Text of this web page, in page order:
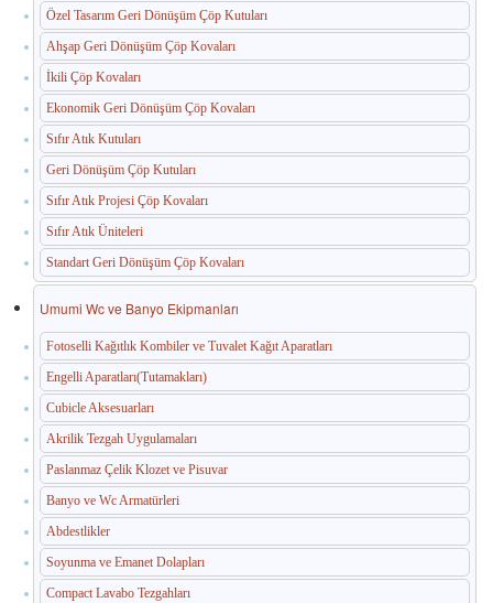
Özel Tasarım Geri Dönüşüm Çöp Kutuları
Ahşap Geri Dönüşüm Çöp Kovaları
İkili Çöp Kovaları
Ekonomik Geri Dönüşüm Çöp Kovaları
Sıfır Atık Kutuları
Geri Dönüşüm Çöp Kutuları
Sıfır Atık Projesi Çöp Kovaları
Sıfır Atık Üniteleri
Standart Geri Dönüşüm Çöp Kovaları
Umumi Wc ve Banyo Ekipmanları
Fotoselli Kağıtlık Kombiler ve Tuvalet Kağıt Aparatları
Engelli Aparatları(Tutamakları)
Cubicle Aksesuarları
Akrilik Tezgah Uygulamaları
Paslanmaz Çelik Klozet ve Pisuvar
Banyo ve Wc Armatürleri
Abdestlikler
Soyunma ve Emanet Dolapları
Compact Lavabo Tezgahları